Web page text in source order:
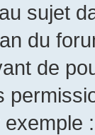
sujet
du
de